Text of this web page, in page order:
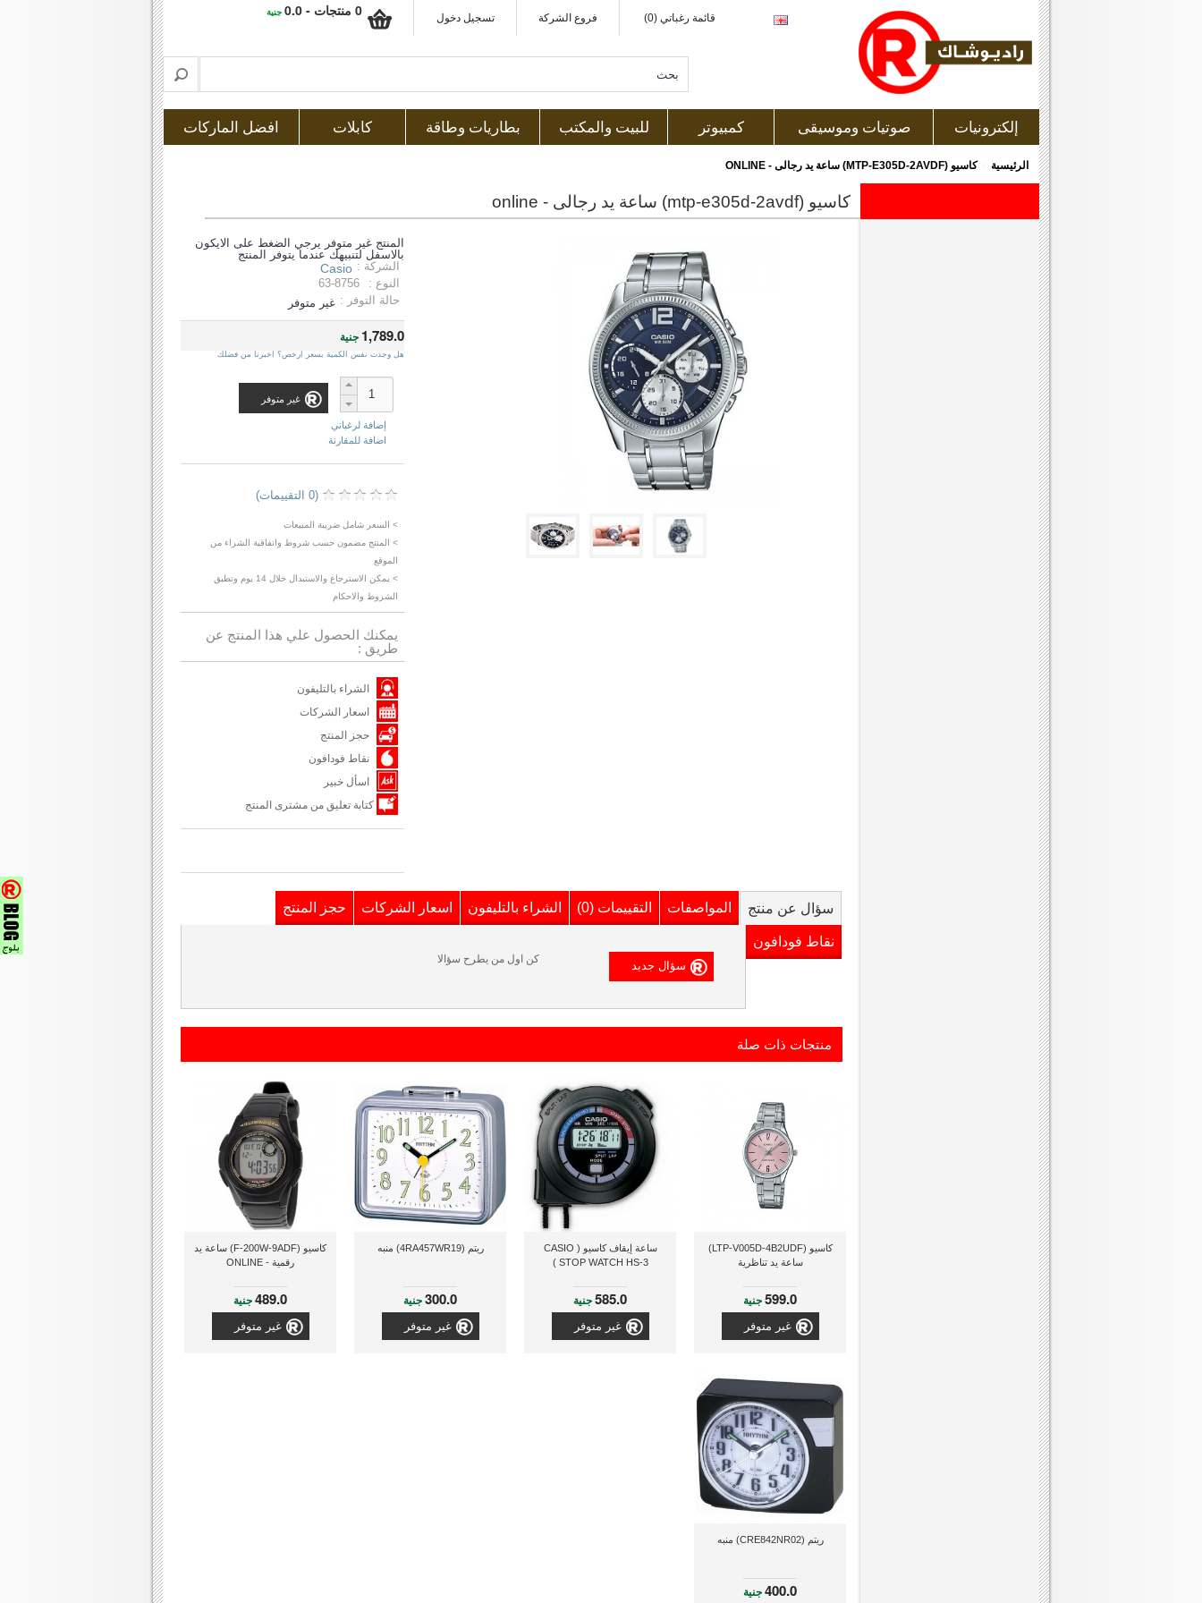
قائمة رغباتي (0) فروع الشركة تسجيل دخول 0 منتجات - 0.0 جنية
إلكترونيات صوتيات وموسيقى كمبيوتر للبيت والمكتب بطاريات وطاقة كابلات افضل الماركات
الرئيسية »كاسيو (MTP-E305D-2AVDF) ساعة يد رجالى - ONLINE
كاسيو (mtp-e305d-2avdf) ساعة يد رجالى - online
المنتج غير متوفر يرجي الضغط على الايكون
بالاسفل لتنبيهك عندما يتوفر المنتج
الشركة : Casio
النوع :
63-8756
حالة التوفر : غير متوفر
1,789.0 جنية
هل وجدت نفس الكمية بسعر ارخص؟ اخبرنا من فضلك
غير متوفر
إضافة لرغباتي
اضافة للمقارنة
(0 التقييمات)
> السعر شامل ضريبة المبيعات
> المنتج مضمون حسب شروط واتفاقية الشراء من
الموقع
> يمكن الاسترجاع والاستبدال خلال 14 يوم وتطبق
الشروط والاحكام
يمكنك الحصول علي هذا المنتج عن
طريق :
الشراء بالتليفون
اسعار الشركات
حجز المنتج
نقاط فودافون
اسأل خبير
كتابة تعليق من مشترى المنتج
سؤال عن منتج المواصفات التقييمات (0) الشراء بالتليفون اسعار الشركات حجز المنتج
نقاط فودافون
كن اول من يطرح سؤالا
منتجات ذات صلة
كاسيو (LTP-V005D-4B2UDF)
ساعة يد تناظرية
599.0جنية
غير متوفر
ساعة إيقاف كاسيو ( CASIO
STOP WATCH HS-3 )
585.0جنية
غير متوفر
ريتم (4RA457WR19) منبه
300.0جنية
غير متوفر
كاسيو (F-200W-9ADF) ساعة يد
رقمية - ONLINE
489.0جنية
غير متوفر
ريتم (CRE842NR02) منبه
400.0جنية